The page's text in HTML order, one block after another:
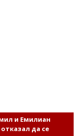
и Емилиан
да се